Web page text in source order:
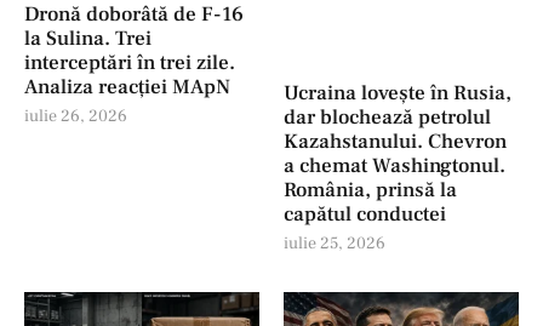
Dronă doborâtă de F-16
la Sulina. Trei
interceptări în trei zile.
Analiza reacției MApN
iulie 26, 2026
Ucraina lovește în Rusia,
dar blochează petrolul
Kazahstanului. Chevron
a chemat Washingtonul.
România, prinsă la
capătul conductei
iulie 25, 2026